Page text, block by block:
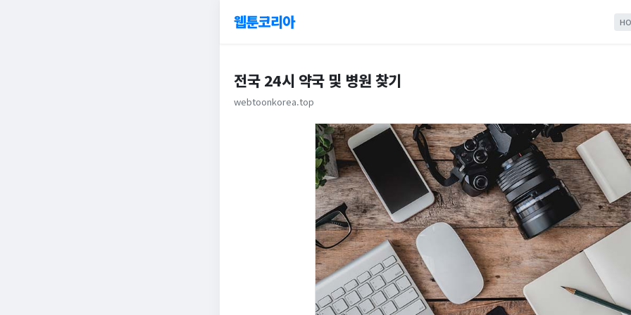
웹툰코리아
전국 24시 약국 및 병원 찾기
webtoonkorea.top